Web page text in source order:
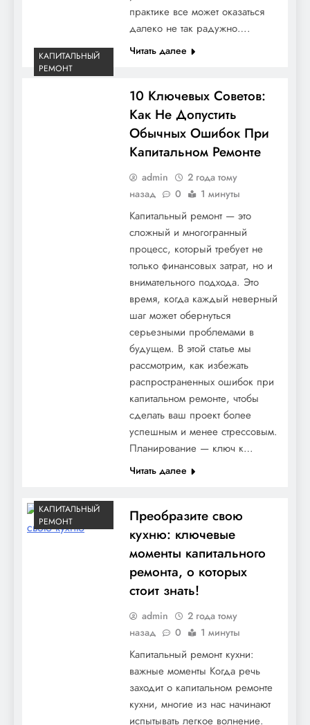
практике все может оказаться
далеко не так радужно….
Читать далее
КАПИТАЛЬНЫЙ
РЕМОНТ
10 Ключевых Советов:
Как Не Допустить
Обычных Ошибок При
Капитальном Ремонте
admin
2 года тому
назад
0 1 минуты
Капитальный ремонт — это
сложный и многогранный
процесс, который требует не
только финансовых затрат, но и
внимательного подхода. Это
время, когда каждый неверный
шаг может обернуться
серьезными проблемами в
будущем. В этой статье мы
рассмотрим, как избежать
распространенных ошибок при
капитальном ремонте, чтобы
сделать ваш проект более
успешным и менее стрессовым.
Планирование — ключ к…
Читать далее
КАПИТАЛЬНЫЙ
РЕМОНТ
Преобразите свою
кухню: ключевые
моменты капитального
ремонта, о которых
стоит знать!
admin
2 года тому
назад
0 1 минуты
Капитальный ремонт кухни:
важные моменты Когда речь
заходит о капитальном ремонте
кухни, многие из нас начинают
испытывать легкое волнение.